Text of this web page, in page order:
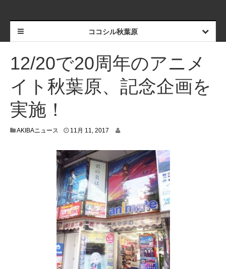
ココシル秋葉原
12/20で20周年のアニメ
イト秋葉原、記念企画を
実施！
AKIBAニュース 11月 11, 2017
0
,
2
0
1
7